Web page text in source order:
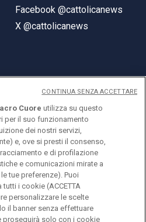
Facebook @cattolicanews
X @cattolicanews
Cuore
Milano
Cuore utilizza su questo
per il suo funzionamento
dei nostri servizi,
e, ove si presti il consenso,
e di profilazione
e comunicazioni mirate a
tue preferenze). Puoi
i cookie (ACCETTA
personalizzare le scelte
il banner senza effettuare
proseguirà solo con i cookie
CONTINUA SENZA ACCETTARE